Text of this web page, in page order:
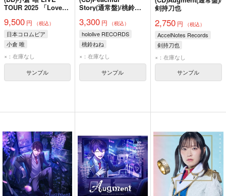
TOUR 2025 「Love
9,500 円 （税込）
日本コロムビア
小倉 唯
×：在庫なし
サンプル
Story(通常盤)/桃鈴ね
3,300 円 （税込）
hololive RECORDS
桃鈴ねね
×：在庫なし
サンプル
剣持刀也
2,750円 （税込）
AccelNotes Records
剣持刀也
×：在庫なし
サンプル